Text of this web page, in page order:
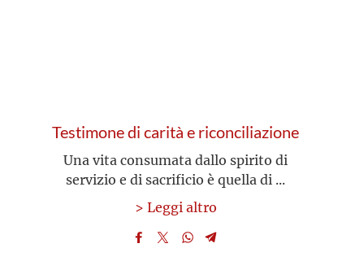
Testimone di carità e riconciliazione
Una vita consumata dallo spirito di
servizio e di sacrificio è quella di ...
> Leggi altro